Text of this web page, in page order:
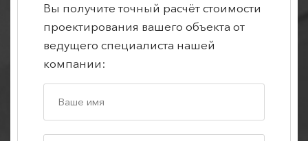
Вы получите точный расчёт стоимости
проектирования вашего объекта от
ведущего специалиста нашей
компании: